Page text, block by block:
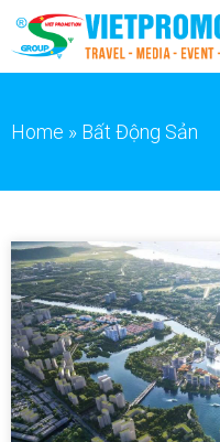
Home » Bất Động Sản